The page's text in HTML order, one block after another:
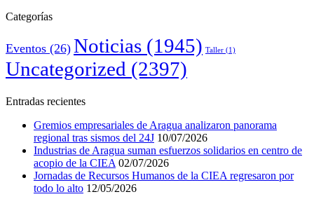
Categorías
Eventos (26) Noticias (1945) Taller (1)
Uncategorized (2397)
Entradas recientes
Gremios empresariales de Aragua analizaron panorama
regional tras sismos del 24J 10/07/2026
Industrias de Aragua suman esfuerzos solidarios en centro de
acopio de la CIEA 02/07/2026
Jornadas de Recursos Humanos de la CIEA regresaron por
todo lo alto 12/05/2026